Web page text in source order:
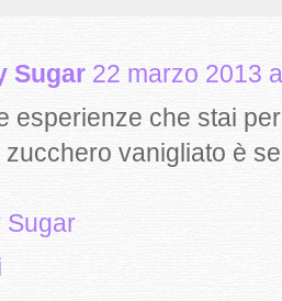
Sugar 22 marzo 2013
esperienze che stai
zucchero vanigliato è
Sugar